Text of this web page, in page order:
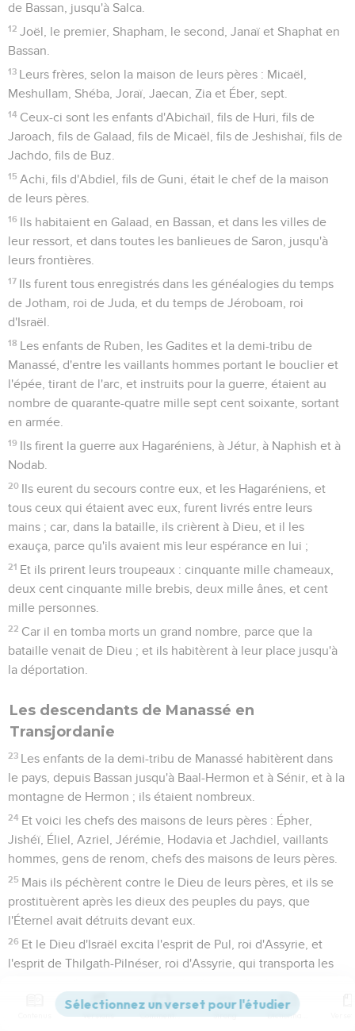
de Bassan, jusqu'à Salca.
12 Joël, le premier, Shapham, le second, Janaï et Shaphat en
Bassan.
13 Leurs frères, selon la maison de leurs pères : Micaël,
Meshullam, Shéba, Joraï, Jaecan, Zia et Éber, sept.
14 Ceux-ci sont les enfants d'Abichaïl, fils de Huri, fils de
Jaroach, fils de Galaad, fils de Micaël, fils de Jeshishaï, fils de
Jachdo, fils de Buz.
15 Achi, fils d'Abdiel, fils de Guni, était le chef de la maison
de leurs pères.
16 Ils habitaient en Galaad, en Bassan, et dans les villes de
leur ressort, et dans toutes les banlieues de Saron, jusqu'à
leurs frontières.
17 Ils furent tous enregistrés dans les généalogies du temps
de Jotham, roi de Juda, et du temps de Jéroboam, roi
d'Israël.
18 Les enfants de Ruben, les Gadites et la demi-tribu de
Manassé, d'entre les vaillants hommes portant le bouclier et
l'épée, tirant de l'arc, et instruits pour la guerre, étaient au
nombre de quarante-quatre mille sept cent soixante, sortant
en armée.
19 Ils firent la guerre aux Hagaréniens, à Jétur, à Naphish et à
Nodab.
20 Ils eurent du secours contre eux, et les Hagaréniens, et
tous ceux qui étaient avec eux, furent livrés entre leurs
mains ; car, dans la bataille, ils crièrent à Dieu, et il les
exauça, parce qu'ils avaient mis leur espérance en lui ;
21 Et ils prirent leurs troupeaux : cinquante mille chameaux,
deux cent cinquante mille brebis, deux mille ânes, et cent
mille personnes.
22 Car il en tomba morts un grand nombre, parce que la
bataille venait de Dieu ; et ils habitèrent à leur place jusqu'à
la déportation.
Les descendants de Manassé en
Transjordanie
23 Les enfants de la demi-tribu de Manassé habitèrent dans
le pays, depuis Bassan jusqu'à Baal-Hermon et à Sénir, et à la
montagne de Hermon ; ils étaient nombreux.
24 Et voici les chefs des maisons de leurs pères : Épher,
Jishéï, Éliel, Azriel, Jérémie, Hodavia et Jachdiel, vaillants
hommes, gens de renom, chefs des maisons de leurs pères.
25 Mais ils péchèrent contre le Dieu de leurs pères, et ils se
prostituèrent après les dieux des peuples du pays, que
l'Éternel avait détruits devant eux.
26 Et le Dieu d'Israël excita l'esprit de Pul, roi d'Assyrie, et
l'esprit de Thilgath-Pilnéser, roi d'Assyrie, qui transporta les
emmena à Chalach, à Chabor, à Hara, et au fleuve de Gozan,
où ils sont demeurés jusqu'à ce jour.
Versions Commentaires Strong